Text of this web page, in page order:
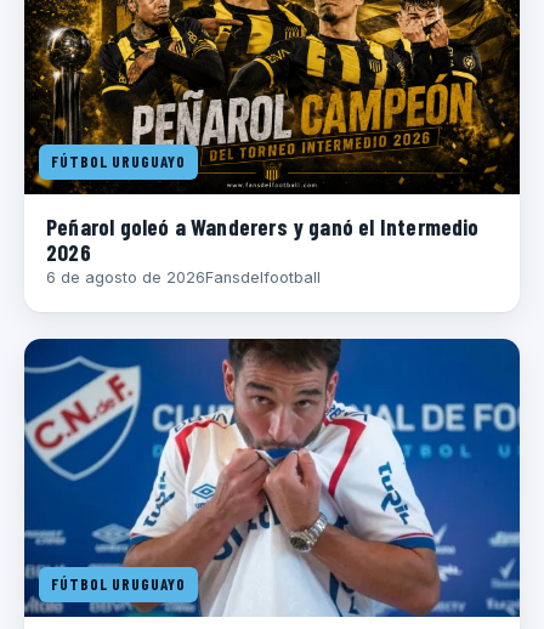
FÚTBOL URUGUAYO
Peñarol goleó a Wanderers y ganó el Intermedio
2026
6 de agosto de 2026Fansdelfootball
FÚTBOL URUGUAYO